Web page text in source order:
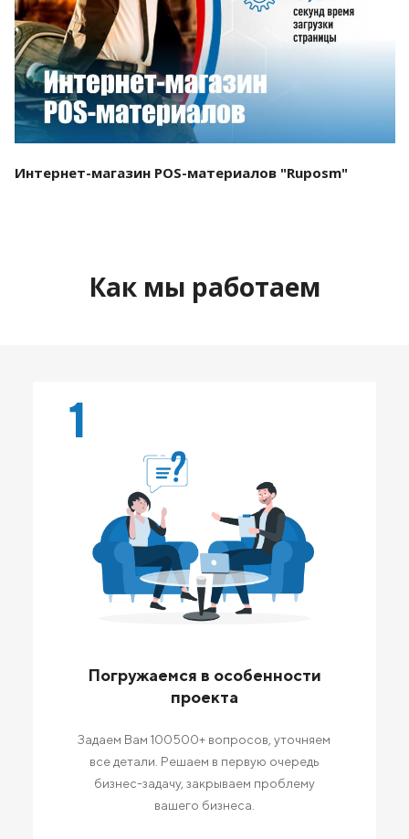
Смотреть проект
Интернет-магазин POS-материалов "Ruposm"
Как мы работаем
1
Погружаемся в особенности
проекта
Задаем Вам 100500+ вопросов, уточняем
все детали. Решаем в первую очередь
бизнес-задачу, закрываем проблему
вашего бизнеса.